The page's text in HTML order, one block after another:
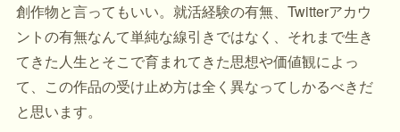
創作物と言ってもいい。就活経験の有無、Twitterアカウ
ントの有無なんて単純な線引きではなく、それまで生き
てきた人生とそこで育まれてきた思想や価値観によっ
て、この作品の受け止め方は全く異なってしかるべきだ
と思います。